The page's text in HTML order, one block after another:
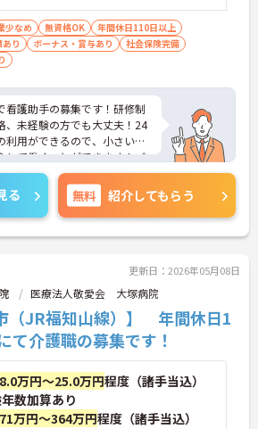
少なめ 無資格OK
年間休日110日以上
り
ボーナス・賞与あり
社会保険完備
看護助手の募集です！研修制
、未経験の方でも大丈夫！24
利用ができるので、小さいお
して働くことができます！ご
ポイントをお伝えしますの
さい。
る 無料 紹介してもらう
更新日：2026年05月08日
医療法人敬愛会 大塚病院
（JR福知山線）】 年間休日1
介護職の募集です！
万円～25.0万円程度（諸手当込）
数加算あり
万円～364万円程度（諸手当込）